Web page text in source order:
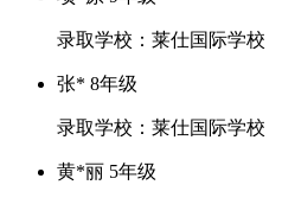
录取学校：莱仕国际学校
张* 8年级
录取学校：莱仕国际学校
黄*丽 5年级